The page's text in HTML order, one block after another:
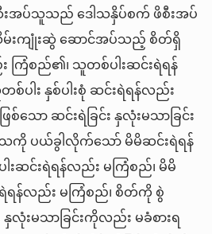
ဆီးအပ်သူသည် ဒေါသနှိပ်စက် ဖိစီးအပ်
မ်းကျုံးဆွဲ ဆောင်အပ်သည့် စိတ်ရှိ
ကြံစည်၏၊ သူတစ်ပါးဆင်းရဲရန်
ါး နှစ်ပါးစုံ ဆင်းရဲရန်လည်း
ော ဆင်းရဲခြင်း နှလုံးမသာခြင်း
သကို ပယ်ခွါလိုက်သော် မိမိဆင်းရဲရန်
ဆင်းရဲရန်လည်း မကြံစည်၊ မိမိ
ရဲရန်လည်း မကြံစည်၊ စိတ်ကို စွဲ
နှလုံးမသာခြင်းကိုလည်း မခံစားရ